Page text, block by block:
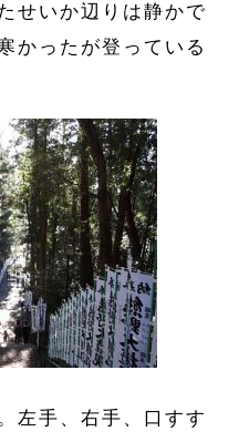
せいか辺りは静かで
かったが登っている
左手、右手、口すす